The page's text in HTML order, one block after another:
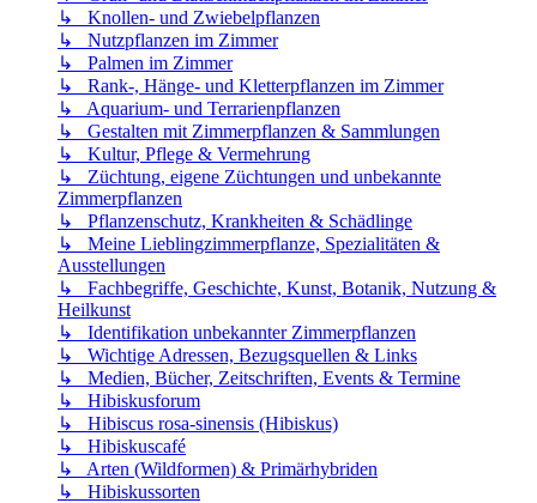
↳ Knollen- und Zwiebelpflanzen
↳ Nutzpflanzen im Zimmer
↳ Palmen im Zimmer
↳ Rank-, Hänge- und Kletterpflanzen im Zimmer
↳ Aquarium- und Terrarienpflanzen
↳ Gestalten mit Zimmerpflanzen & Sammlungen
↳ Kultur, Pflege & Vermehrung
↳ Züchtung, eigene Züchtungen und unbekannte
Zimmerpflanzen
↳ Pflanzenschutz, Krankheiten & Schädlinge
↳ Meine Lieblingzimmerpflanze, Spezialitäten &
Ausstellungen
↳ Fachbegriffe, Geschichte, Kunst, Botanik, Nutzung &
Heilkunst
↳ Identifikation unbekannter Zimmerpflanzen
↳ Wichtige Adressen, Bezugsquellen & Links
↳ Medien, Bücher, Zeitschriften, Events & Termine
↳ Hibiskusforum
↳ Hibiscus rosa-sinensis (Hibiskus)
↳ Hibiskuscafé
↳ Arten (Wildformen) & Primärhybriden
↳ Hibiskussorten